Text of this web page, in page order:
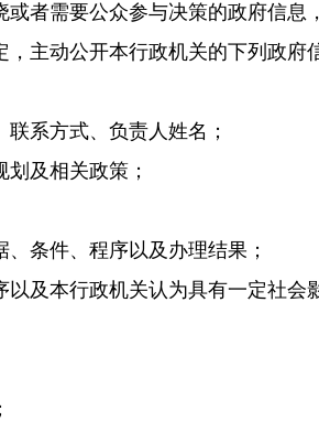
者需要公众参与决策的政府信息
主动公开本行政机关的下列政府
系方式、负责人姓名；
及相关政策；
条件、程序以及办理结果；
及本行政机关认为具有一定社会